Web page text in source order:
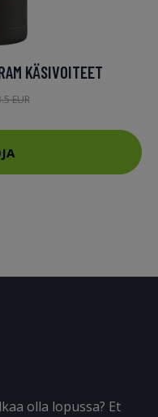
KÄSIVOITEET
EUR
olla lopussa? Et